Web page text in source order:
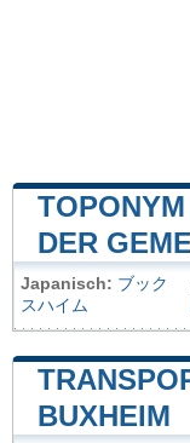
DER
Japanisch: ブック
スハイム
BUXHEIM